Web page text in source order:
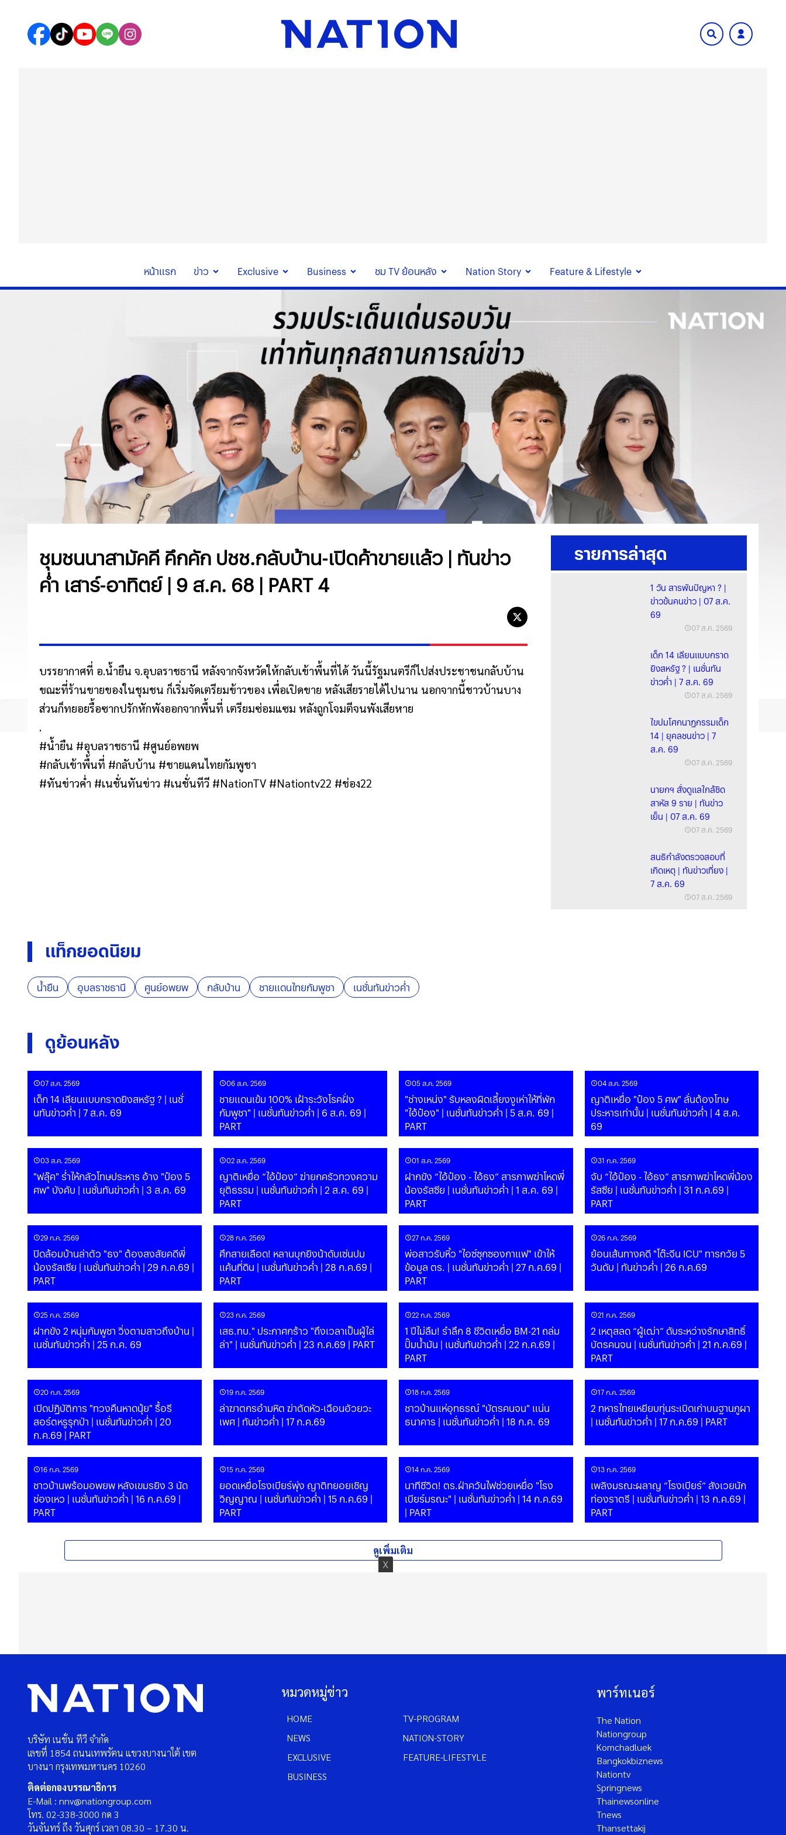
หน้าแรก ข่าว Exclusive Business ชม TV ย้อนหลัง Nation Story Feature & Lifestyle
ชุมชนนาสามัคคี คึกคัก ปชช.กลับบ้าน-เปิดค้าขายแล้ว | ทันข่าว
ค่ำ เสาร์-อาทิตย์ | 9 ส.ค. 68 | PART 4
บรรยากาศที่ อ.น้ำยืน จ.อุบลราชธานี หลังจากจังหวัดให้กลับเข้าพื้นที่ได้ วันนี้รัฐมนตรีก็ไปส่งประชาชนกลับบ้าน
ขณะที่ร้านขายของในชุมชน ก็เริ่มจัดเตรียมข้าวของ เพื่อเปิดขาย หลังเสียรายได้ไปนาน นอกจากนี้ชาวบ้านบาง
ส่วนก็ทยอยรื้อซากปรักหักพังออกจากพื้นที่ เตรียมซ่อมแซม หลังถูกโจมตีจนพังเสียหาย
.
#น้ำยืน #อุบลราชธานี #ศูนย์อพยพ
#กลับเข้าพื้นที่ #กลับบ้าน #ชายแดนไทยกัมพูชา
#ทันข่าวค่ำ #เนชั่นทันข่าว #เนชั่นทีวี #NationTV #Nationtv22 #ช่อง22
รายการล่าสุด
1 วัน สารพันปัญหา ? |
ข่าวข้นคนข่าว | 07 ส.ค.
69
07 ส.ค. 2569
เด็ก 14 เลียนแบบกราด
ยิงสหรัฐ ? | เนชั่นทัน
ข่าวค่ำ | 7 ส.ค. 69
07 ส.ค. 2569
ไขปมโศกนาฏกรรมเด็ก
14 | ยุคลชนข่าว | 7
ส.ค. 69
07 ส.ค. 2569
นายกฯ สั่งดูแลใกล้ชิด
สาหัส 9 ราย | ทันข่าว
เย็น | 07 ส.ค. 69
07 ส.ค. 2569
สนธิกำลังตรวจสอบที่
เกิดเหตุ | ทันข่าวเที่ยง |
7 ส.ค. 69
07 ส.ค. 2569
แท็กยอดนิยม
น้ำยืน อุบลราชธานี ศูนย์อพยพ กลับบ้าน ชายแดนไทยกัมพูชา เนชั่นทันข่าวค่ำ
ดูย้อนหลัง
07 ส.ค. 2569
เด็ก 14 เลียนแบบกราดยิงสหรัฐ ? | เนชั่
นทันข่าวค่ำ | 7 ส.ค. 69
06 ส.ค. 2569
ชายแดนเข้ม 100% เฝ้าระวังโรคฝั่ง
กัมพูชา" | เนชั่นทันข่าวค่ำ | 6 ส.ค. 69 |
PART
05 ส.ค. 2569
"ช่างเหน่ง" รับหลงผิดเลี้ยงงูเห่าให้ที่พัก
"ไอ้ป๋อง" | เนชั่นทันข่าวค่ำ | 5 ส.ค. 69 |
PART
04 ส.ค. 2569
ญาติเหยื่อ "ป๋อง 5 ศพ" ลั่นต้องโทษ
ประหารเท่านั้น | เนชั่นทันข่าวค่ำ | 4 ส.ค.
69
03 ส.ค. 2569
"ฟลุ๊ค" ร่ำไห้กลัวโทษประหาร อ้าง "ป๋อง 5
ศพ" บังคับ | เนชั่นทันข่าวค่ำ | 3 ส.ค. 69
02 ส.ค. 2569
ญาติเหยื่อ “ไอ้ป๋อง” ฆ่ายกครัวทวงความ
ยุติธรรม | เนชั่นทันข่าวค่ำ | 2 ส.ค. 69 |
PART
01 ส.ค. 2569
ฝากขัง “ไอ้ป๋อง - ไอ้ธง” สารภาพฆ่าโหดพี่
น้องรัสซีย | เนชั่นทันข่าวค่ำ | 1 ส.ค. 69 |
PART
31 ก.ค. 2569
จับ “ไอ้ป๋อง - ไอ้ธง” สารภาพฆ่าโหดพี่น้อง
รัสซีย | เนชั่นทันข่าวค่ำ | 31 ก.ค.69 |
PART
29 ก.ค. 2569
ปิดล้อมบ้านล่าตัว "ธง" ต้องสงสัยคดีพี่
น้องรัสเซีย | เนชั่นทันข่าวค่ำ | 29 ก.ค.69 |
PART
28 ก.ค. 2569
ศึกสายเลือด! หลานบุกยิงน้าดับเซ่นปม
แค้นที่ดิน | เนชั่นทันข่าวค่ำ | 28 ก.ค.69 |
PART
27 ก.ค. 2569
พ่อสาวรับหิ้ว "ไอซ์ซุกซองกาแฟ" เข้าให้
ข้อมูล ตร. | เนชั่นทันข่าวค่ำ | 27 ก.ค.69 |
PART
26 ก.ค. 2569
ย้อนเส้นทางคดี "โต๊ะจีน ICU" ทารกวัย 5
วันดับ | ทันข่าวค่ำ | 26 ก.ค.69
25 ก.ค. 2569
ฝากขัง 2 หนุ่มกัมพูชา วิ่งตามสาวถึงบ้าน |
เนชั่นทันข่าวค่ำ | 25 ก.ค. 69
23 ก.ค. 2569
เสธ.ทบ." ประกาศกร้าว "ถึงเวลาเป็นผู้ไล่
ล่า" | เนชั่นทันข่าวค่ำ | 23 ก.ค.69 | PART
22 ก.ค. 2569
1 ปีไม่ลืม! รำลึก 8 ชีวิตเหยื่อ BM-21 ถล่ม
ปั๊มน้ำมัน | เนชั่นทันข่าวค่ำ | 22 ก.ค.69 |
PART
21 ก.ค. 2569
2 เหตุสลด “ผู้เฒ่า” ดับระหว่างรักษาสิทธิ์
บัตรคนจน | เนชั่นทันข่าวค่ำ | 21 ก.ค.69 |
PART
20 ก.ค. 2569
เปิดปฏิบัติการ "ทวงคืนหาดนุ้ย" รื้อรี
สอร์ตหรูรุกป่า | เนชั่นทันข่าวค่ำ | 20
ก.ค.69 | PART
19 ก.ค. 2569
ล่าฆาตกรอำมหิต ฆ่าตัดหัว-เฉือนอัวยวะ
เพศ | ทันข่าวค่ำ | 17 ก.ค.69
18 ก.ค. 2569
ชาวบ้านแห่อุทธรณ์ "บัตรคนจน" แน่น
ธนาคาร | เนชั่นทันข่าวค่ำ | 18 ก.ค. 69
17 ก.ค. 2569
2 ทหารไทยเหยียบทุ่นระเบิดเก่าบนฐานภูผา
| เนชั่นทันข่าวค่ำ | 17 ก.ค.69 | PART
16 ก.ค. 2569
ชาวบ้านพร้อมอพยพ หลังเขมรยิง 3 นัด
ช่องเหว | เนชั่นทันข่าวค่ำ | 16 ก.ค.69 |
PART
15 ก.ค. 2569
ยอดเหยื่อโรงเบียร์พุ่ง ญาติทยอยเชิญ
วิญญาณ | เนชั่นทันข่าวค่ำ | 15 ก.ค.69 |
PART
14 ก.ค. 2569
นาทีชีวิต! ตร.ฝ่าควันไฟช่วยเหยื่อ "โรง
เบียร์มรณะ" | เนชั่นทันข่าวค่ำ | 14 ก.ค.69
| PART
13 ก.ค. 2569
เพลิงมรณะผลาญ “โรงเบียร์” สังเวยนัก
ท่องราตรี | เนชั่นทันข่าวค่ำ | 13 ก.ค.69 |
PART
ดูเพิ่มเติม
บริษัท เนชั่น ทีวี จำกัด
เลขที่ 1854 ถนนเทพรัตน แขวงบางนาใต้ เขต
บางนา กรุงเทพมหานคร 10260
ติดต่อกองบรรณาธิการ
E-Mail : nnv@nationgroup.com
โทร. 02-338-3000 กด 3
วันจันทร์ ถึง วันศุกร์ เวลา 08.30 – 17.30 น.
หมวดหมู่ข่าว
HOME
NEWS
EXCLUSIVE
BUSINESS
TV-PROGRAM
NATION-STORY
FEATURE-LIFESTYLE
พาร์ทเนอร์
The Nation
Nationgroup
Komchadluek
Bangkokbiznews
Nationtv
Springnews
Thainewsonline
Tnews
Thansettakij